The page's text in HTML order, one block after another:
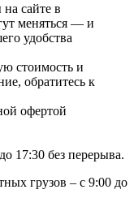
сайте в
меняться — и
удобства
стоимость и
обратитесь к
офертой
17:30 без перерыва.
грузов – с 9:00 до